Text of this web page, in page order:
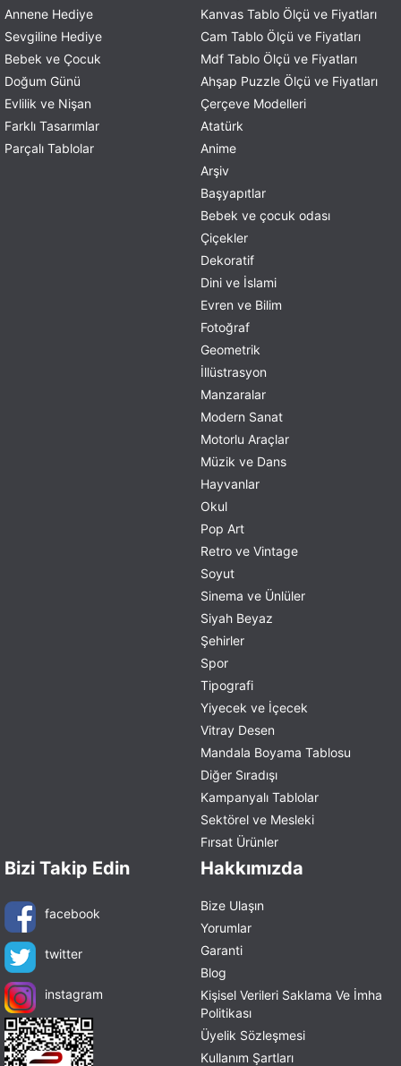
Annene Hediye
Sevgiline Hediye
Bebek ve Çocuk
Doğum Günü
Evlilik ve Nişan
Farklı Tasarımlar
Parçalı Tablolar
Kanvas Tablo Ölçü ve Fiyatları
Cam Tablo Ölçü ve Fiyatları
Mdf Tablo Ölçü ve Fiyatları
Ahşap Puzzle Ölçü ve Fiyatları
Çerçeve Modelleri
Atatürk
Anime
Arşiv
Başyapıtlar
Bebek ve çocuk odası
Çiçekler
Dekoratif
Dini ve İslami
Evren ve Bilim
Fotoğraf
Geometrik
İllüstrasyon
Manzaralar
Modern Sanat
Motorlu Araçlar
Müzik ve Dans
Hayvanlar
Okul
Pop Art
Retro ve Vintage
Soyut
Sinema ve Ünlüler
Siyah Beyaz
Şehirler
Spor
Tipografi
Yiyecek ve İçecek
Vitray Desen
Mandala Boyama Tablosu
Diğer Sıradışı
Kampanyalı Tablolar
Sektörel ve Mesleki
Fırsat Ürünler
Bizi Takip Edin
facebook
twitter
instagram
Hakkımızda
Bize Ulaşın
Yorumlar
Garanti
Blog
Kişisel Verileri Saklama Ve İmha
Politikası
Üyelik Sözleşmesi
Kullanım Şartları